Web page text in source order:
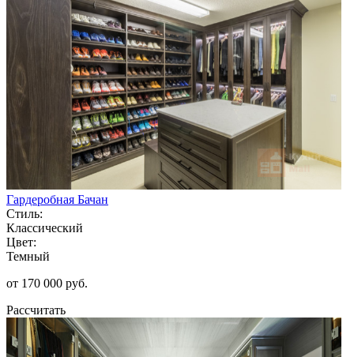
Гардеробная Бачан
Стиль:
Классический
Цвет:
Темный
от 170 000 руб.
Рассчитать